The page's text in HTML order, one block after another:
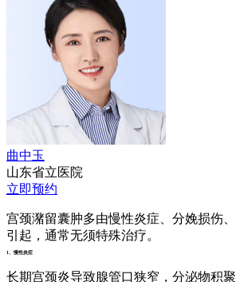
曲中玉
山东省立医院
立即预约
宫颈潴留囊肿多由慢性炎症、分娩损伤
引起，通常无须特殊治疗。
1、慢性炎症
长期宫颈炎导致腺管口狭窄，分泌物积